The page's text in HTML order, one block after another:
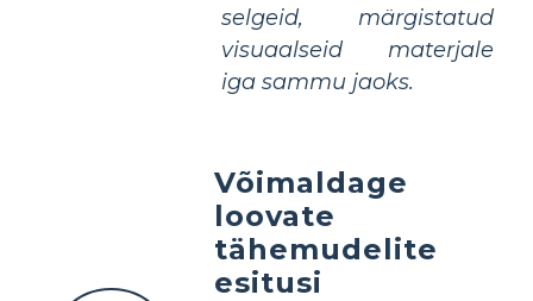
selgeid, märgistatud
visuaalseid materjale
iga sammu jaoks.
Võimaldage
loovate
tähemudelite
esitusi